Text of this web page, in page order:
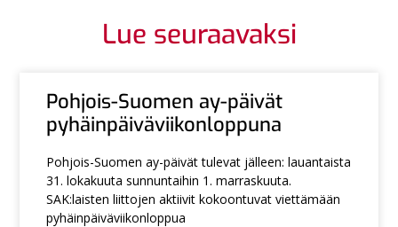
Lue seuraavaksi
Pohjois-Suomen ay-päivät
pyhäinpäiväviikonloppuna
Pohjois-Suomen ay-päivät tulevat jälleen: lauantaista
31. lokakuuta sunnuntaihin 1. marraskuuta.
SAK:laisten liittojen aktiivit kokoontuvat viettämään
pyhäinpäiväviikonloppua